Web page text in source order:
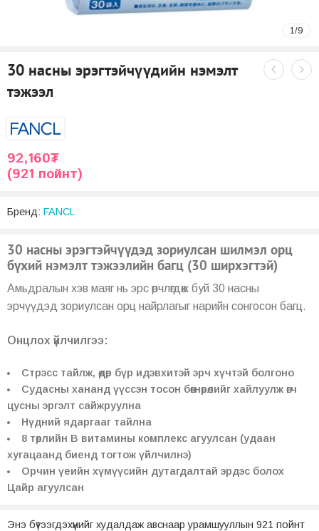
1/9
30 насны эрэгтэйчүүдийн нэмэлт
тэжээл
92,160₮
(921 пойнт)
Бренд: FANCL
30 насны эрэгтэйчүүдэд зориулсан шилмэл орц
бүхий нэмэлт тэжээлийн багц (30 ширхэгтэй)
Амьдралын хэв маяг нь эрс өөрчлөгдөж буй 30 насны
эрчүүдэд зориулсан орц найрлагыг нарийн сонгосон багц.
Онцлох үйлчилгээ:
Стрэсс тайлж, өдөр бүр идэвхитэй эрч хүчтэй болгоно
Судасны хананд үүссэн тосон бөөгнөрөлийг хайлуулж өгч
цусны эргэлт сайжруулна
Нүдний ядаргааг тайлна
8 төрлийн В витамины комплекс агуулсан (удаан
хугацаанд биенд тогтож үйлчилнэ)
Oрчин үеийн хүмүүсийн дутагдалтай эрдэс болох
Цайр агуулсан
Энэ бүтээгдэхүүнийг худалдаж авснаар урамшууллын 921 пойнт